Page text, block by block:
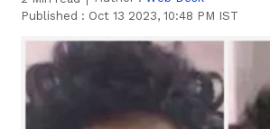
Published : Oct 13 2023, 10:48 PM IST